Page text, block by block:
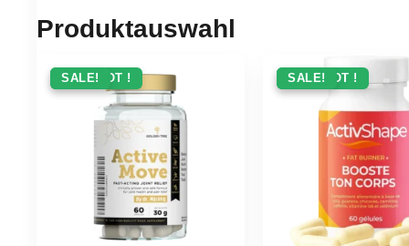
Produktauswahl
ANGEBOT !
SALE! ANGEBOT !
SALE!